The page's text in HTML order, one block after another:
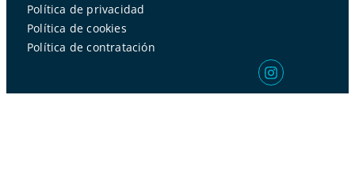
Política de privacidad
Política de cookies
Política de contratación